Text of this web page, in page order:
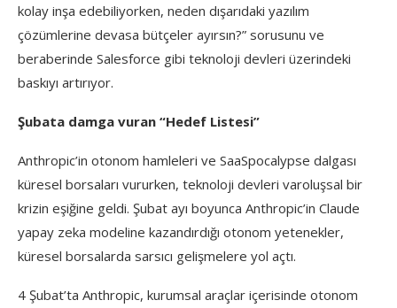
kolay inşa edebiliyorken, neden dışarıdaki yazılım
çözümlerine devasa bütçeler ayırsın?” sorusunu ve
beraberinde Salesforce gibi teknoloji devleri üzerindeki
baskıyı artırıyor.
Şubata damga vuran “Hedef Listesi”
Anthropic’in otonom hamleleri ve SaaSpocalypse dalgası
küresel borsaları vururken, teknoloji devleri varoluşsal bir
krizin eşiğine geldi. Şubat ayı boyunca Anthropic’in Claude
yapay zeka modeline kazandırdığı otonom yetenekler,
küresel borsalarda sarsıcı gelişmelere yol açtı.
4 Şubat’ta Anthropic, kurumsal araçlar içerisinde otonom